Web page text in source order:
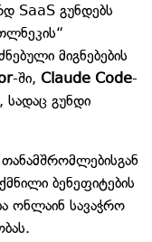
SaaS გუნდებს
მიგნებების
-ში, Claude Code-
სადაც გუნდი
ბენეფიტების
ონლაინ სავაჭრო